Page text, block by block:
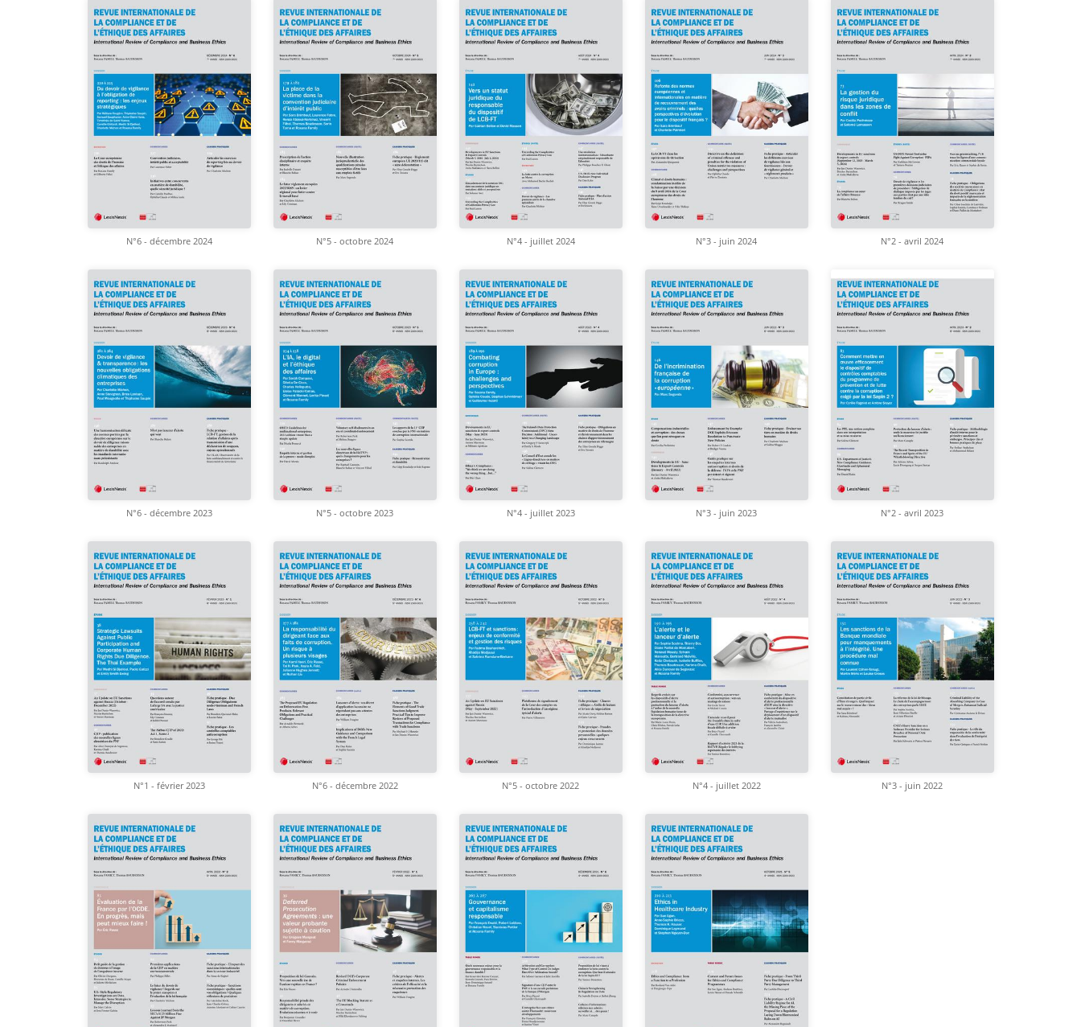
N°6 - décembre 2024 N°5 - octobre 2024 N°4 - juillet 2024 N°3 - juin 2024 N°2 - avril 2024
N°6 - décembre 2023 N°5 - octobre 2023 N°4 - juillet 2023 N°3 - juin 2023 N°2 - avril 2023
N°1 - février 2023 N°6 - décembre 2022 N°5 - octobre 2022 N°4 - juillet 2022 N°3 - juin 2022